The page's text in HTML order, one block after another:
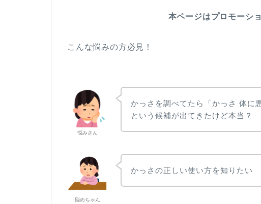
本ページはプロモーシ
こんな悩みの方必見！
悩みさん
かっさを調べてたら「かっさ 体に
という候補が出てきたけど本当？
悩めちゃん
かっさの正しい使い方を知りたい